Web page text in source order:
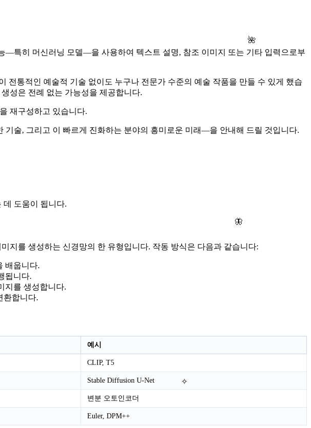
🦋
🌺
✧
—특히 머신러닝 모델—을 사용하여 텍스트 설명, 참조 이미지 또는 기타 입력으로부
전통적인 예술적 기술 없이도 누구나 전문가 수준의 예술 작품을 만들 수 있게 했습
성은 전례 없는 가능성을 제공합니다.
재구성하고 있습니다.
술, 그리고 이 빠르게 진화하는 분야의 흥미로운 미래—을 안내해 드릴 것입니다.
데 도움이 됩니다.
지를 생성하는 신경망의 한 유형입니다. 작동 방식은 다음과 같습니다:
배웁니다.
됩니다.
지를 생성합니다.
환합니다.
예시
CLIP, T5
Stable Diffusion U-Net
변분 오토인코더
Euler, DPM++